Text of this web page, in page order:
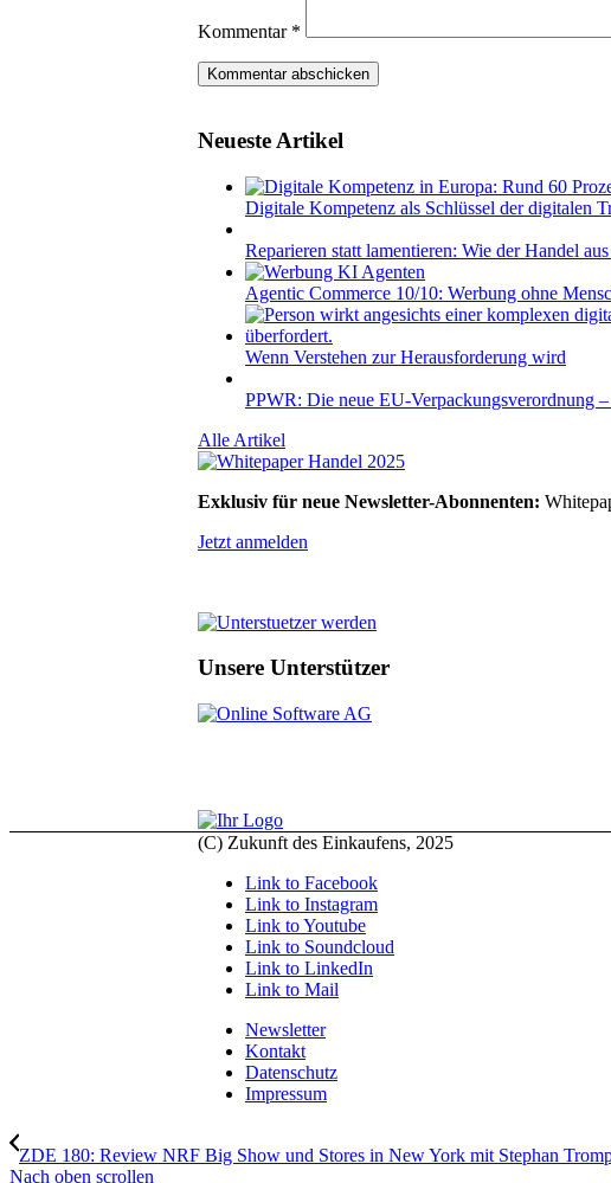
Kommentar *
Neueste Artikel
Digitale Kompetenz als Schlüssel der digitalen
Reparieren statt lamentieren: Wie der Handel
Agentic Commerce 10/10: Werbung ohne
Wenn Verstehen zur Herausforderung wird
PPWR: Die neue EU-Verpackungsverordnung
Alle Artikel
Exklusiv für neue Newsletter-Abonnenten:
Jetzt anmelden
Unsere Unterstützer
(C) Zukunft des Einkaufens, 2025
Link to Facebook
Link to Instagram
Link to Youtube
Link to Soundcloud
Link to LinkedIn
Link to Mail
Newsletter
Kontakt
Datenschutz
Impressum
ZDE 180: Review NRF Big Show und Stores in New York mit Stephan
Nach oben scrollen